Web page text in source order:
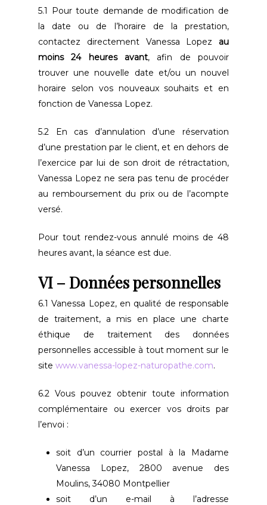
5.1 Pour toute demande de modification de
la date ou de l’horaire de la prestation,
contactez directement Vanessa Lopez au
moins 24 heures avant, afin de pouvoir
trouver une nouvelle date et/ou un nouvel
horaire selon vos nouveaux souhaits et en
fonction de Vanessa Lopez.
5.2 En cas d’annulation d’une réservation
d’une prestation par le client, et en dehors de
l’exercice par lui de son droit de rétractation,
Vanessa Lopez ne sera pas tenu de procéder
au remboursement du prix ou de l’acompte
versé.
Pour tout rendez-vous annulé moins de 48
heures avant, la séance est due.
VI – Données personnelles
6.1 Vanessa Lopez, en qualité de responsable
de traitement, a mis en place une charte
éthique de traitement des données
personnelles accessible à tout moment sur le
sitewww.vanessa-lopez-naturopathe.com.
6.2 Vous pouvez obtenir toute information
complémentaire ou exercer vos droits par
l’envoi :
soit d’un courrier postal à la Madame
Vanessa Lopez, 2800 avenue des
Moulins, 34080 Montpellier
soit d’un e-mail à l’adresse